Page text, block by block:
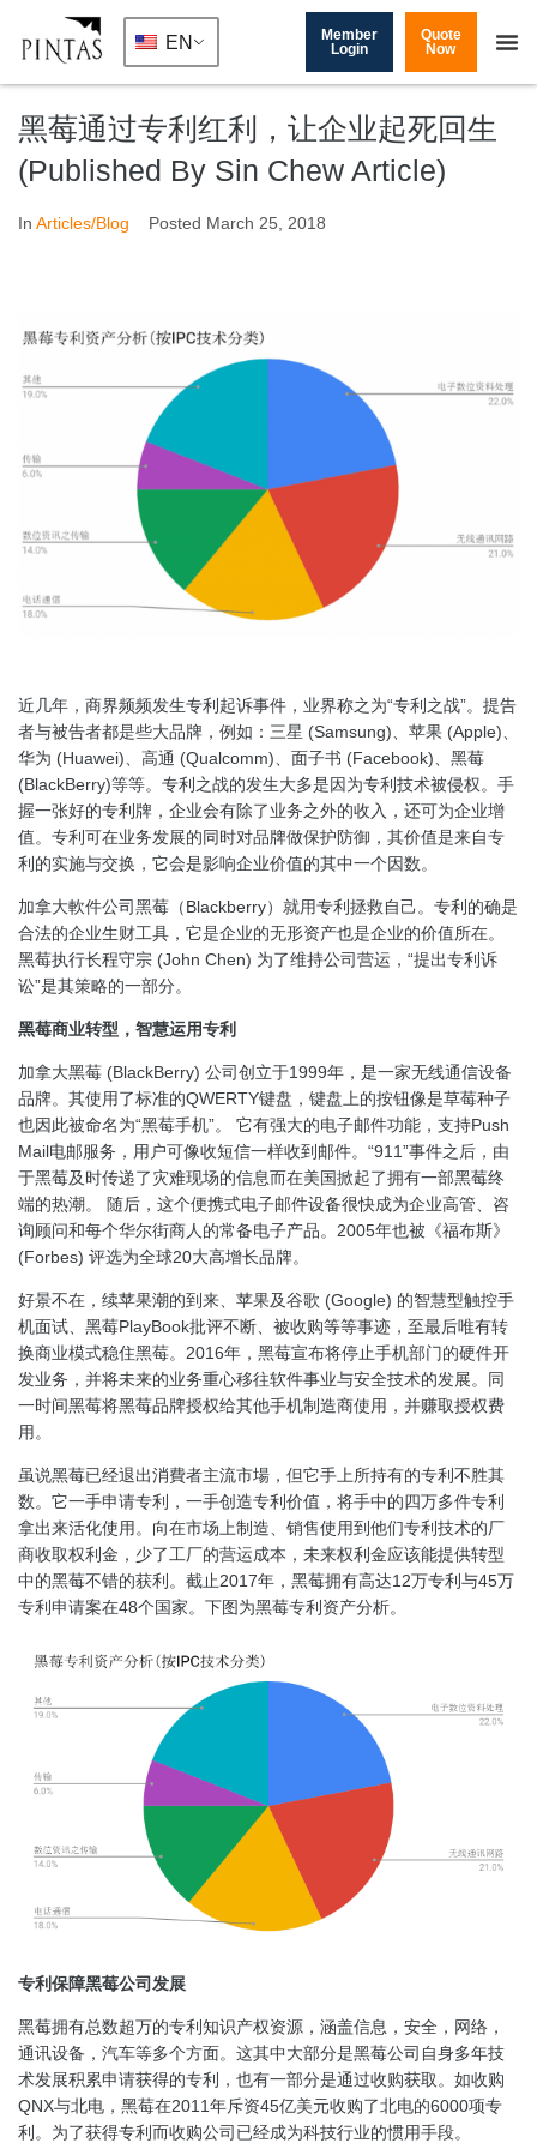
EN
Member
Login
Quote
Now
黑莓通过专利红利，让企业起死回生
(Published By Sin Chew Article)
In Articles/Blog Posted March 25, 2018
近几年，商界频频发生专利起诉事件，业界称之为“专利之战”。提告
者与被告者都是些大品牌，例如：三星 (Samsung)、苹果 (Apple)、
华为 (Huawei)、高通 (Qualcomm)、面子书 (Facebook)、黑莓
(BlackBerry)等等。专利之战的发生大多是因为专利技术被侵权。手
握一张好的专利牌，企业会有除了业务之外的收入，还可为企业增
值。专利可在业务发展的同时对品牌做保护防御，其价值是来自专
利的实施与交换，它会是影响企业价值的其中一个因数。
加拿大軟件公司黑莓（Blackberry）就用专利拯救自己。专利的确是
合法的企业生财工具，它是企业的无形资产也是企业的价值所在。
黑莓执行长程守宗 (John Chen) 为了维持公司营运，“提出专利诉
讼”是其策略的一部分。
黑莓商业转型，智慧运用专利
加拿大黑莓 (BlackBerry) 公司创立于1999年，是一家无线通信设备
品牌。其使用了标准的QWERTY键盘，键盘上的按钮像是草莓种子
也因此被命名为“黑莓手机”。 它有强大的电子邮件功能，支持Push
Mail电邮服务，用户可像收短信一样收到邮件。“911”事件之后，由
于黑莓及时传递了灾难现场的信息而在美国掀起了拥有一部黑莓终
端的热潮。 随后，这个便携式电子邮件设备很快成为企业高管、咨
询顾问和每个华尔街商人的常备电子产品。2005年也被《福布斯》
(Forbes) 评选为全球20大高增长品牌。
好景不在，续苹果潮的到来、苹果及谷歌 (Google) 的智慧型触控手
机面试、黑莓PlayBook批评不断、被收购等等事迹，至最后唯有转
换商业模式稳住黑莓。2016年，黑莓宣布将停止手机部门的硬件开
发业务，并将未来的业务重心移往软件事业与安全技术的发展。同
一时间黑莓将黑莓品牌授权给其他手机制造商使用，并赚取授权费
用。
虽说黑莓已经退出消費者主流市場，但它手上所持有的专利不胜其
数。它一手申请专利，一手创造专利价值，将手中的四万多件专利
拿出来活化使用。向在市场上制造、销售使用到他们专利技术的厂
商收取权利金，少了工厂的营运成本，未来权利金应该能提供转型
中的黑莓不错的获利。截止2017年，黑莓拥有高达12万专利与45万
专利申请案在48个国家。下图为黑莓专利资产分析。
专利保障黑莓公司发展
黑莓拥有总数超万的专利知识产权资源，涵盖信息，安全，网络，
通讯设备，汽车等多个方面。这其中大部分是黑莓公司自身多年技
术发展积累申请获得的专利，也有一部分是通过收购获取。如收购
QNX与北电，黑莓在2011年斥资45亿美元收购了北电的6000项专
利。为了获得专利而收购公司已经成为科技行业的惯用手段。